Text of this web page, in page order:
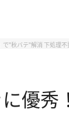
‟秋バテ‟解消 下処理
優秀